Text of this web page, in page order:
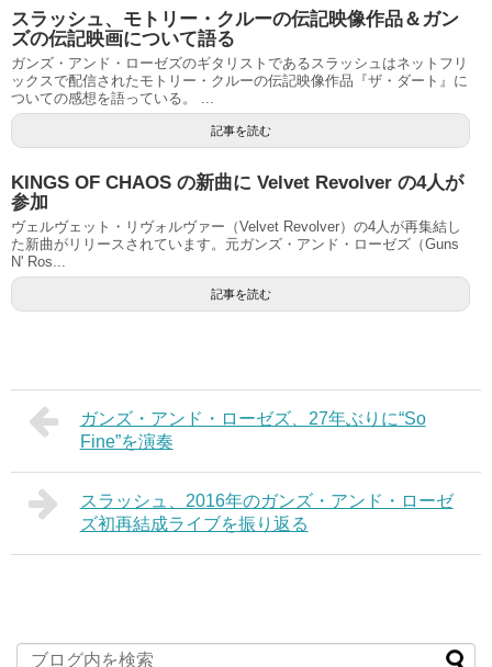
スラッシュ、モトリー・クルーの伝記映像作品＆ガン
ズの伝記映画について語る
ガンズ・アンド・ローゼズのギタリストであるスラッシュはネットフリ
ックスで配信されたモトリー・クルーの伝記映像作品『ザ・ダート』に
ついての感想を語っている。 ...
記事を読む
KINGS OF CHAOS の新曲に Velvet Revolver の4人が
参加
ヴェルヴェット・リヴォルヴァー（Velvet Revolver）の4人が再集結し
た新曲がリリースされています。元ガンズ・アンド・ローゼズ（Guns
N' Ros...
記事を読む
ガンズ・アンド・ローゼズ、27年ぶりに“So
Fine”を演奏
スラッシュ、2016年のガンズ・アンド・ローゼ
ズ初再結成ライブを振り返る